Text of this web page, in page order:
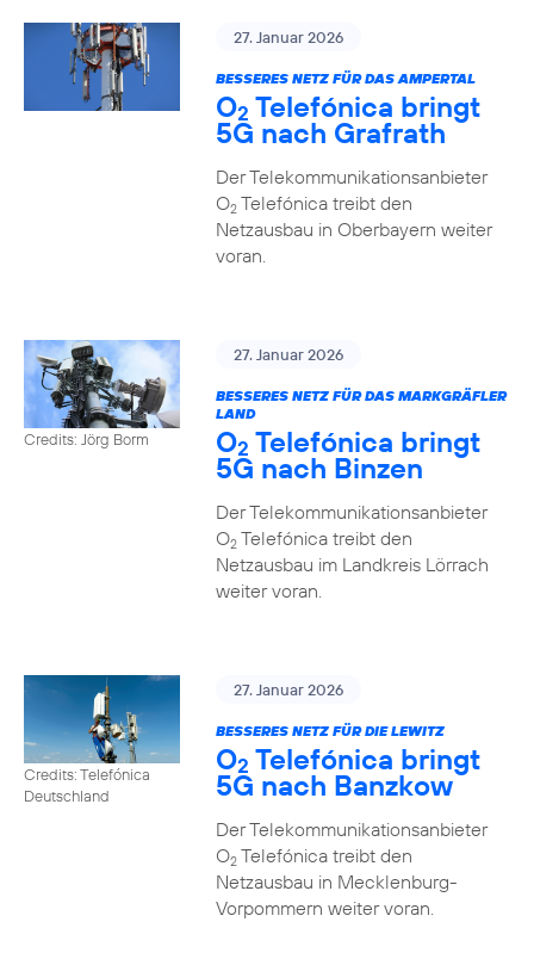
27. Januar 2026
BESSERES NETZ FÜR DAS AMPERTAL
O2 Telefónica bringt
5G nach Grafrath
Der Telekommunikationsanbieter
O2Telefónica treibt den
Netzausbau in Oberbayern weiter
voran.
Credits: Jörg Borm
27. Januar 2026
BESSERES NETZ FÜR DAS MARKGRÄFLER
LAND
O2 Telefónica bringt
5G nach Binzen
Der Telekommunikationsanbieter
O2Telefónica treibt den
Netzausbau im Landkreis Lörrach
weiter voran.
Credits: Telefónica
Deutschland
27. Januar 2026
BESSERES NETZ FÜR DIE LEWITZ
O2 Telefónica bringt
5G nach Banzkow
Der Telekommunikationsanbieter
O2Telefónica treibt den
Netzausbau in Mecklenburg-
Vorpommern weiter voran.